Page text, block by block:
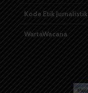
Kode Etik Jurnalistik
WartaWacana